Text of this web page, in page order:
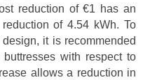
reduction of €1 has an
of 4.54 kWh. To
it is recommended
with respect to
allows a reduction in